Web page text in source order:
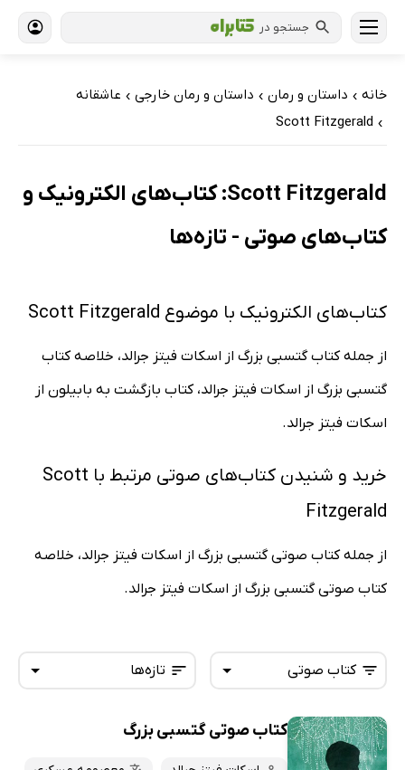
جستجو در
خانه › داستان و رمان › داستان و رمان خارجی › عاشقانه
›
Scott Fitzgerald
Scott Fitzgerald: کتاب‌های الکترونیک و
کتاب‌های صوتی - تازه‌ها
کتاب‌های الکترونیک با موضوع Scott Fitzgerald
از جمله کتاب گتسبی بزرگ از اسکات فیتز جرالد، خلاصه کتاب
گتسبی بزرگ از اسکات فیتز جرالد، کتاب بازگشت به بابیلون از
اسکات فیتز جرالد.
خرید و شنیدن کتاب‌های صوتی مرتبط با Scott
Fitzgerald
از جمله کتاب صوتی گتسبی بزرگ از اسکات فیتز جرالد، خلاصه
کتاب صوتی گتسبی بزرگ از اسکات فیتز جرالد.
تازه‌ها
تازه‌ها
کتاب صوتی
همه کتاب‌ها
کتاب صوتی گتسبی بزرگ